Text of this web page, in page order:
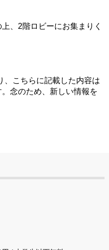
、2階ロビーにお集まりく
こちらに記載した内容は
念のため、新しい情報を